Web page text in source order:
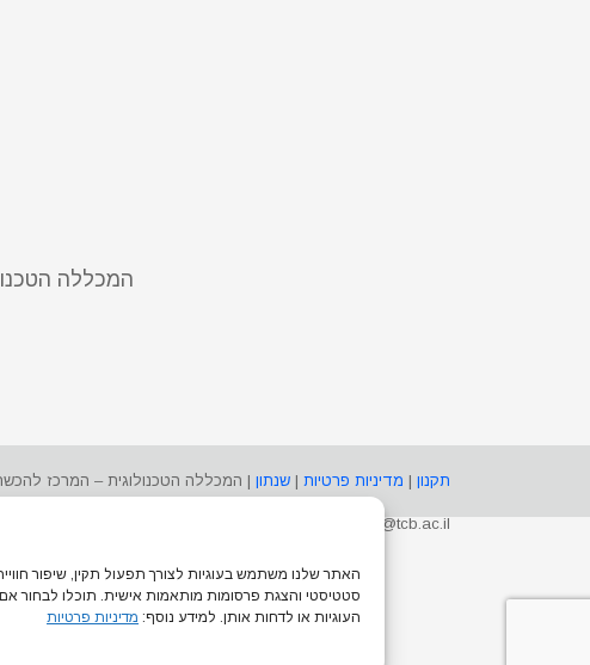
האתר שלנו משתמש בעוגיות לצורך תפעול תקין, שיפור
סטטיסטי והצגת פרסומות מותאמות אישית. תוכלו לבחור
העוגיות או לדחות אותן. למידע נוסף: מדיניות פרטיות
המכללה
תקנון | מדיניות פרטיות | שנתון
ishtalmut@tcb.ac.il